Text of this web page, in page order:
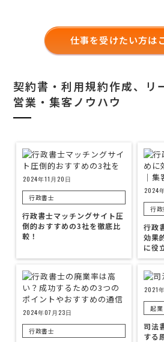
仕事を受けたい方は
契約書・利用規約作成、リ
営業・集客ノウハウ
2024年11月20日
行政書士
行政書士マッチングサイト圧
倒的おすすめの3社を徹底比
較！
2024
行
行政
効果
に役
2024年07月23日
行政書士
2021
起
司法
する